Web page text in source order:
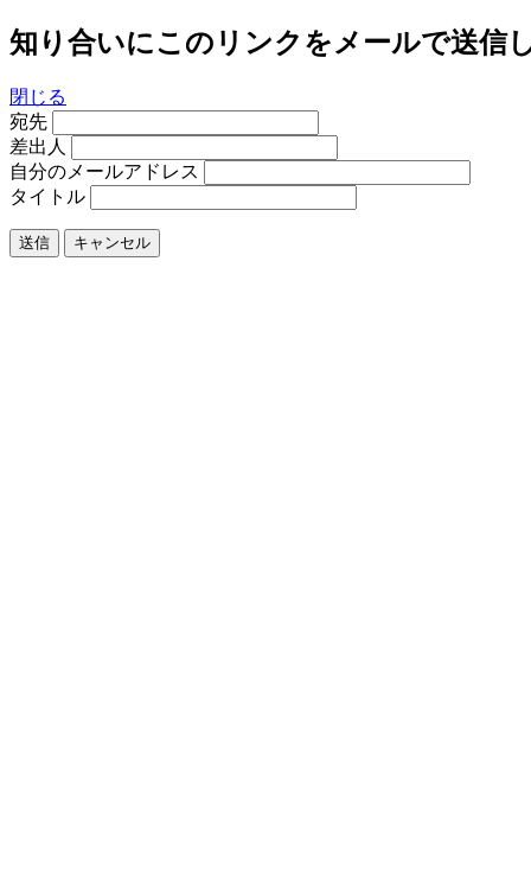
知り合いにこのリンクをメールで送信
閉じる
宛先
差出人
自分のメールアドレス
タイトル
送信 キャンセル